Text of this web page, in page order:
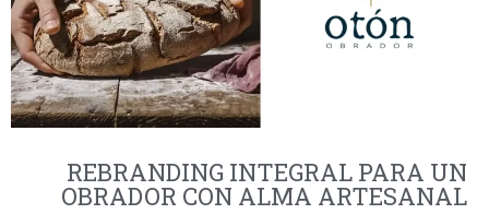
REBRANDING INTEGRAL PARA UN
OBRADOR CON ALMA ARTESANAL